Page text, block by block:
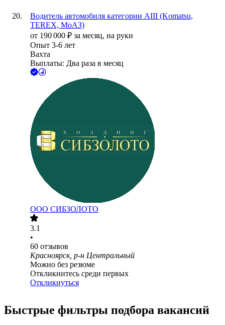
Водитель автомобиля категории AIII (Komatsu,
TEREX, МоАЗ)
от 190 000 ₽ за месяц, на руки
Опыт 3-6 лет
Вахта
Выплаты: Два раза в месяц
ООО СИБЗОЛОТО
3.1
•
60 отзывов
Красноярск, р-н Центральный
Можно без резюме
Откликнитесь среди первых
Откликнуться
Быстрые фильтры подбора вакансий